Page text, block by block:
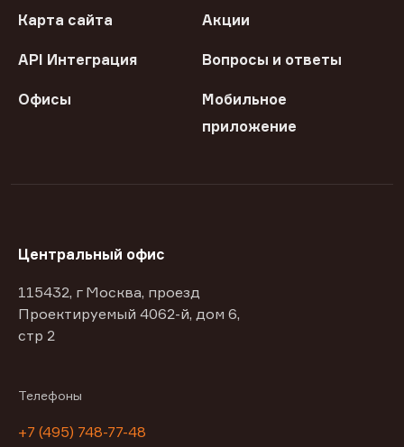
Карта сайта Акции
API Интеграция Вопросы и ответы
Офисы
Мобильное
приложение
Центральный офис
115432, г Москва, проезд
Проектируемый 4062-й, дом 6,
стр 2
Телефоны
+7 (495) 748-77-48